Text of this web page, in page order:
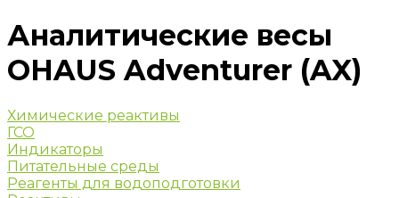
Аналитические весы
OHAUS Adventurer (AX)
Химические реактивы
ГСО
Индикаторы
Питательные среды
Реагенты для водоподготовки